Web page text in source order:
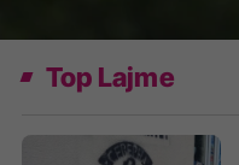
Top Lajme